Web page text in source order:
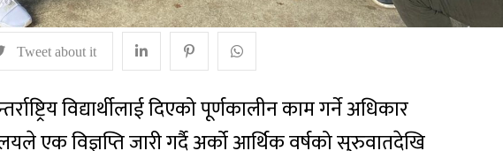
Tweet about it
विद्यार्थीलाई दिएको पूर्णकालीन काम गर्ने अधिकार
एक विज्ञप्ति जारी गर्दै अर्को आर्थिक वर्षको सुरुवातदेखि